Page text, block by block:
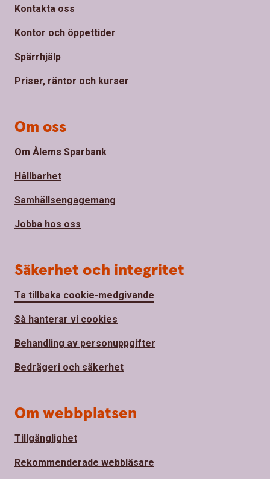
Kontakta oss
Kontor och öppettider
Spärrhjälp
Priser, räntor och kurser
Om oss
Om Ålems Sparbank
Hållbarhet
Samhällsengagemang
Jobba hos oss
Säkerhet och integritet
Ta tillbaka cookie-medgivande
Så hanterar vi cookies
Behandling av personuppgifter
Bedrägeri och säkerhet
Om webbplatsen
Tillgänglighet
Rekommenderade webbläsare